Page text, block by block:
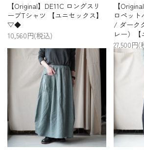
【Original】DE11C ロングスリ
ーブTシャツ 【ユニセックス】
▽◆
10,560円(税込)
【
ロペッ
/ ダーク
レー）
27,500円(